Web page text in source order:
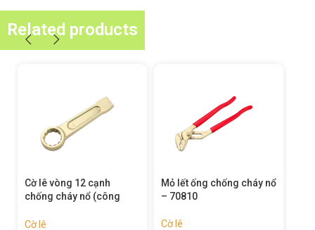
Related products
Mỏ lết ống chống cháy nổ
– 70810
Cờ lê
Cờ lê mở nắp thùng phi
chống cháy nổ – 70522
Cờ lê